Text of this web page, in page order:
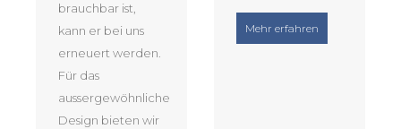
brauchbar ist,
kann er bei uns
erneuert werden.
Für das
aussergewöhnliche
Design bieten wir
Mehr erfahren